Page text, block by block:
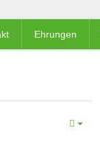
Ehrungen